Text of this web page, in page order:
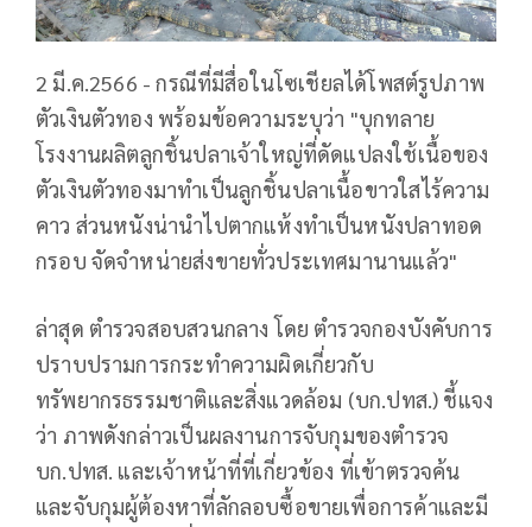
2 มี.ค.2566 - กรณีที่มีสื่อในโซเชียลได้โพสต์รูปภาพ
ตัวเงินตัวทอง พร้อมข้อความระบุว่า "บุกทลาย
โรงงานผลิตลูกชิ้นปลาเจ้าใหญ่ที่ดัดแปลงใช้เนื้อของ
ตัวเงินตัวทองมาทำเป็นลูกชิ้นปลาเนื้อขาวใสไร้ความ
คาว ส่วนหนังน่านำไปตากแห้งทำเป็นหนังปลาทอด
กรอบ จัดจำหน่ายส่งขายทั่วประเทศมานานแล้ว"
ล่าสุด ตำรวจสอบสวนกลาง โดย ตำรวจกองบังคับการ
ปราบปรามการกระทำความผิดเกี่ยวกับ
ทรัพยากรธรรมชาติและสิ่งแวดล้อม (บก.ปทส.) ชี้แจง
ว่า ภาพดังกล่าวเป็นผลงานการจับกุมของตำรวจ
บก.ปทส. และเจ้าหน้าที่ที่เกี่ยวข้อง ที่เข้าตรวจค้น
และจับกุมผู้ต้องหาที่ลักลอบซื้อขายเพื่อการค้าและมี